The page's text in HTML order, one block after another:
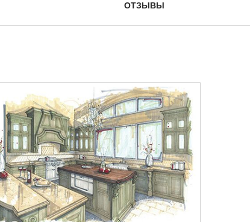
ОТЗЫВЫ